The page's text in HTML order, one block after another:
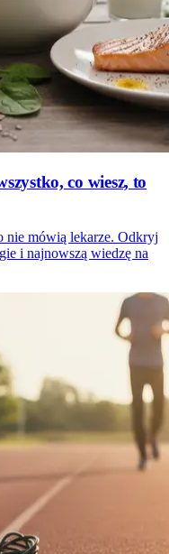
co wiesz, to
nie mówią lekarze. Odkryj
i najnowszą wiedzę na